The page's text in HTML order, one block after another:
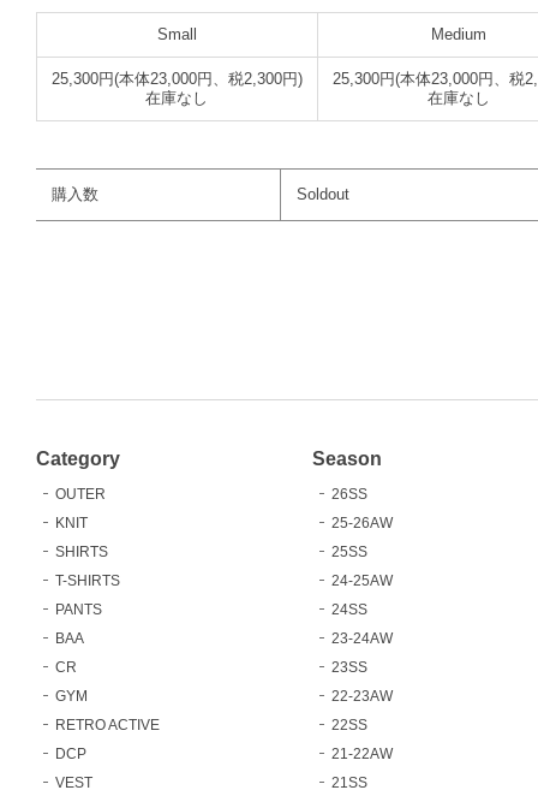
Small Medium
25,300円(本体23,000円、税2,300円)
在庫なし
25,300円(本体23,000円、税
在庫なし
購入数 Soldout
Category
OUTER
KNIT
SHIRTS
T-SHIRTS
PANTS
BAA
CR
GYM
RETRO ACTIVE
DCP
VEST
Season
26SS
25-26AW
25SS
24-25AW
24SS
23-24AW
23SS
22-23AW
22SS
21-22AW
21SS